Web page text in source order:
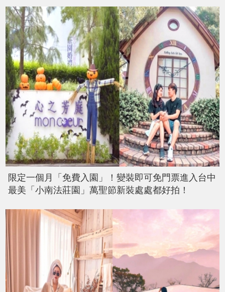
限定一個月「免費入園」！變裝即可免門票進入台中
最美「小南法莊園」萬聖節新裝處處都好拍！